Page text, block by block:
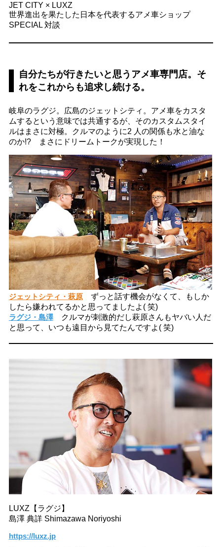
JET CITY × LUXZ
世界進出を果たした日本を代表するアメ車ショップ
SPECIAL 対談
自分たちが行きたいと思うアメ車専門店。そ
れをこれからも追求し続ける。
岐阜のラグジ。広島のジェットシティ。アメ車をカスタ
ムするという意味では共通するが、そのカスタムスタイ
ルはまさに対極。クルマのように2 人の関係も水と油な
のか!? まさにドリームトークが実現した！
ジェットシティ・萩原ずっと話す機会がなくて、もしか
したら嫌われてるかと思ってましたよ( 笑)
ラグジ・島澤クルマが刺激的だし萩原さんもヤバい人だ
と思って、いつも遠目から見てたんですよ( 笑)
LUXZ【ラグジ】
島澤 典詳 Shimazawa Noriyoshi
https://luxz.jp